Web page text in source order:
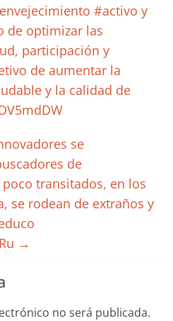
#activo y
de optimizar las
participación y
de aumentar la
y la calidad de
se
de
transitados, en los
se rodean de extraños y
→
no será publicada.